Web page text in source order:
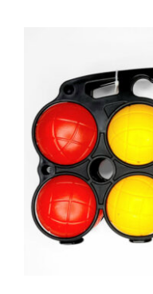
Boccia Spiel